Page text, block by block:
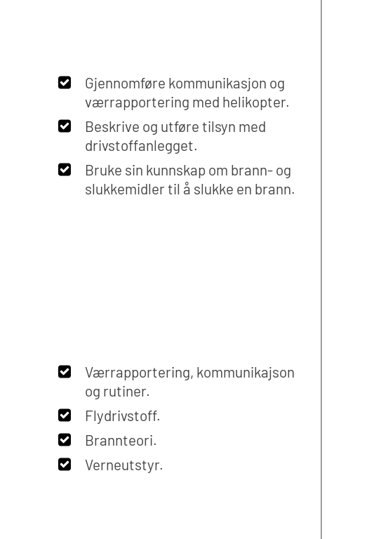
Gjennomføre kommunikasjon og
værrapportering med helikopter.
Beskrive og utføre tilsyn med
drivstoffanlegget.
Bruke sin kunnskap om brann- og
slukkemidler til å slukke en brann.
Værrapportering, kommunikajson
og rutiner.
Flydrivstoff.
Brannteori.
Verneutstyr.